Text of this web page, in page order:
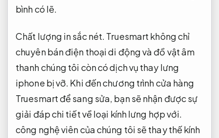
bình có lẽ.
Chất lượng in sắc nét. Truesmart không chỉ
chuyên bán điện thoại di động và đồ vật âm
thanh chúng tôi còn có dịch vụ thay lưng
iphone bị vỡ. Khi đến chương trình cửa hàng
Truesmart để sang sửa, bạn sẽ nhận được sự
giải đáp chi tiết về loại kính lưng hợp với.
công nghệ viên của chúng tôi sẽ thay thế kính